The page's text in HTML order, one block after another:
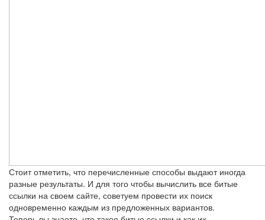
Стоит отметить, что перечисленные способы выдают иногда
разные результаты. И для того чтобы вычислить все битые
ссылки на своем сайте, советуем провести их поиск
одновременно каждым из предложенных вариантов.